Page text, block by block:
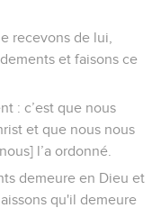
recevons de lui,
et faisons ce
: c’est que nous
et que nous nous
l’a ordonné.
demeure en Dieu et
qu'il demeure